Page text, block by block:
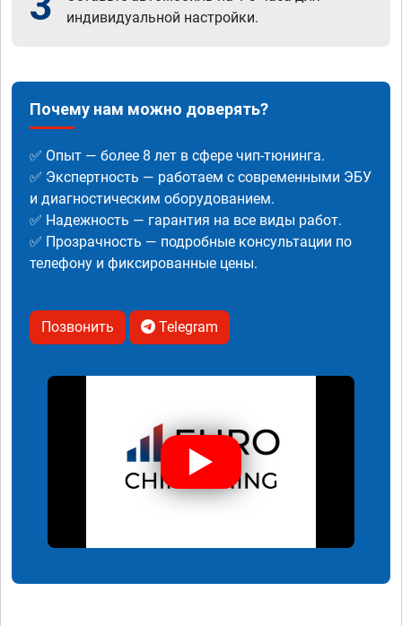
индивидуальной настройки.
Почему нам можно доверять?
✅ Опыт — более 8 лет в сфере чип-тюнинга.
✅ Экспертность — работаем с современными ЭБУ
и диагностическим оборудованием.
✅ Надежность — гарантия на все виды работ.
✅ Прозрачность — подробные консультации по
телефону и фиксированные цены.
Позвонить Telegram